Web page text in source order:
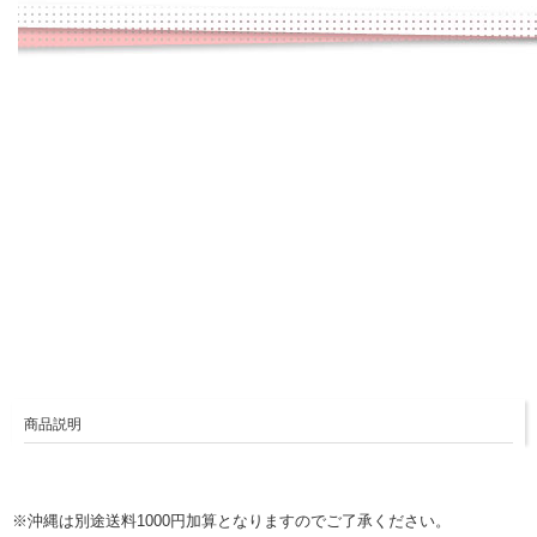
商品説明
※沖縄は別途送料1000円加算となりますのでご了承ください。